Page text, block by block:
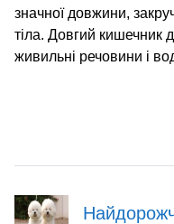
значної довжини,
тіла. Довгий кишечник
живильні речовини і